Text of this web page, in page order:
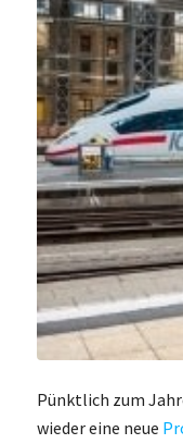
Pünktlich zum
wieder eine neue